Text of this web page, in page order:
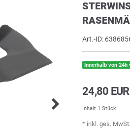
Art.-ID:
Innerhalb von
24,80 EUR
Inhalt 1 Stück
* inkl. ges.